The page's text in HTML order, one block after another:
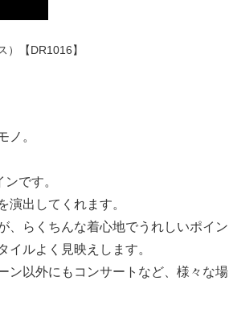
【DR1016】
ノ。
です。
演出してくれます。
らくちんな着心地でうれしいポイン
イルよく見映えします。
ン以外にもコンサートなど、様々な